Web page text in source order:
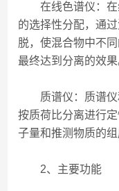
在线色谱仪：在
的选择性分配，通
脱，使混合物中不
最终达到分离的效果
质谱仪：质谱仪
按质荷比分离进行
子量和推测物质的组
2、主要功能